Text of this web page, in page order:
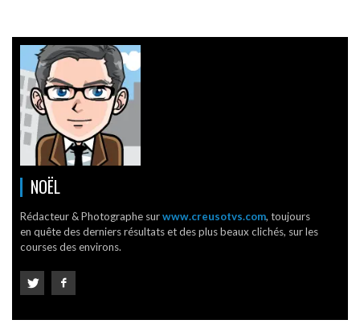
NOËL
Rédacteur & Photographe surwww.creusotvs.com, toujours
en quête des derniers résultats et des plus beaux clichés, sur les
courses des environs.